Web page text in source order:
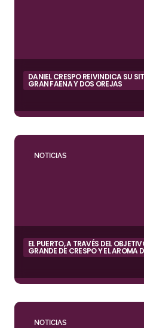
DANIEL CRESPO REIVINDICA SU
GRAN FAENA Y DOS OREJAS
NOTICIAS
EL PUERTO, A TRAVÉS DEL
GRANDE DE CRESPO Y EL AROMA
NOTICIAS